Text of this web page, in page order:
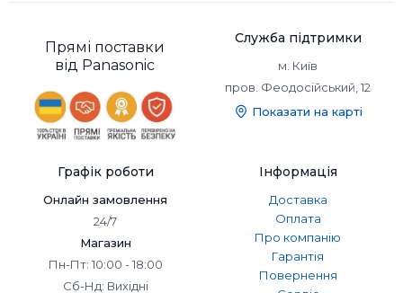
Прямі поставки
від Panasonic
Служба підтримки
м. Київ
пров. Феодосійський, 12
Показати на карті
Графік роботи
Онлайн замовлення
24/7
Магазин
Пн-Пт: 10:00 - 18:00
Сб-Нд: Вихідні
Інформація
Доставка
Оплата
Про компанію
Гарантія
Повернення